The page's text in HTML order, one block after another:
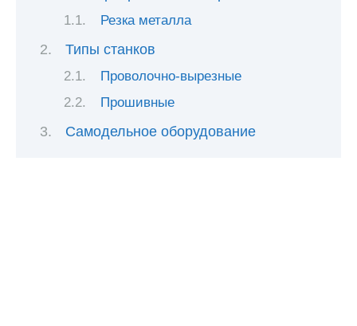
Резка металла
Типы станков
Проволочно-вырезные
Прошивные
Самодельное оборудование